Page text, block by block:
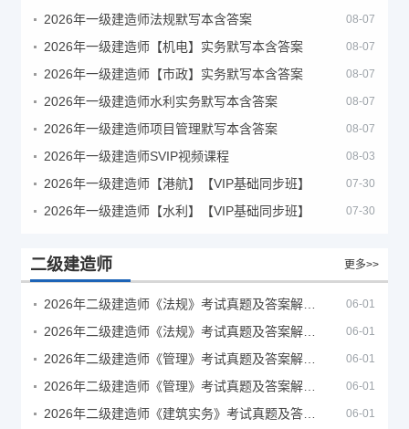
2026年一级建造师法规默写本含答案 08-07
2026年一级建造师【机电】实务默写本含答案 08-07
2026年一级建造师【市政】实务默写本含答案 08-07
2026年一级建造师水利实务默写本含答案 08-07
2026年一级建造师项目管理默写本含答案 08-07
2026年一级建造师SVIP视频课程 08-03
2026年一级建造师【港航】【VIP基础同步班】 07-30
2026年一级建造师【水利】【VIP基础同步班】 07-30
二级建造师 更多>>
06-01
06-01
06-01
06-01
06-01